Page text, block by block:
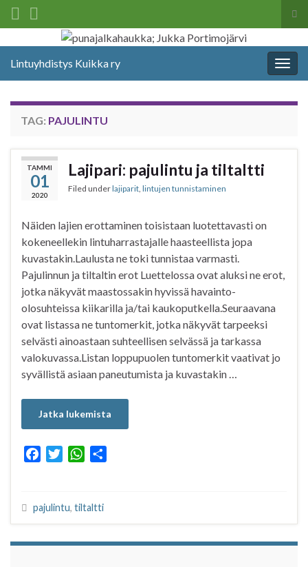
Search for:
Lintuyhdistys Kuikka ry
TAG: PAJULINTU
TAMMI
01
2020
Lajipari: pajulintu ja tiltaltti
Filed underlajiparit lintujen tunnistaminen
Näiden lajien erottaminen toisistaan luotettavasti on
kokeneellekin lintuharrastajalle haasteellista jopa
kuvastakin.Laulusta ne toki tunnistaa varmasti.
Pajulinnun ja tiltaltin erot Luettelossa ovat aluksi ne erot,
jotka näkyvät maastossakin hyvissä havainto-
olosuhteissa kiikarilla ja/tai kaukoputkella.Seuraavana
ovat listassa ne tuntomerkit, jotka näkyvät tarpeeksi
selvästi ainoastaan suhteellisen selvässä ja tarkassa
valokuvassa.Listan loppupuolen tuntomerkit vaativat jo
syvällistä asiaan paneutumista ja kuvastakin …
Jatka lukemista
e
t
W
t
pajulintu, tiltaltti